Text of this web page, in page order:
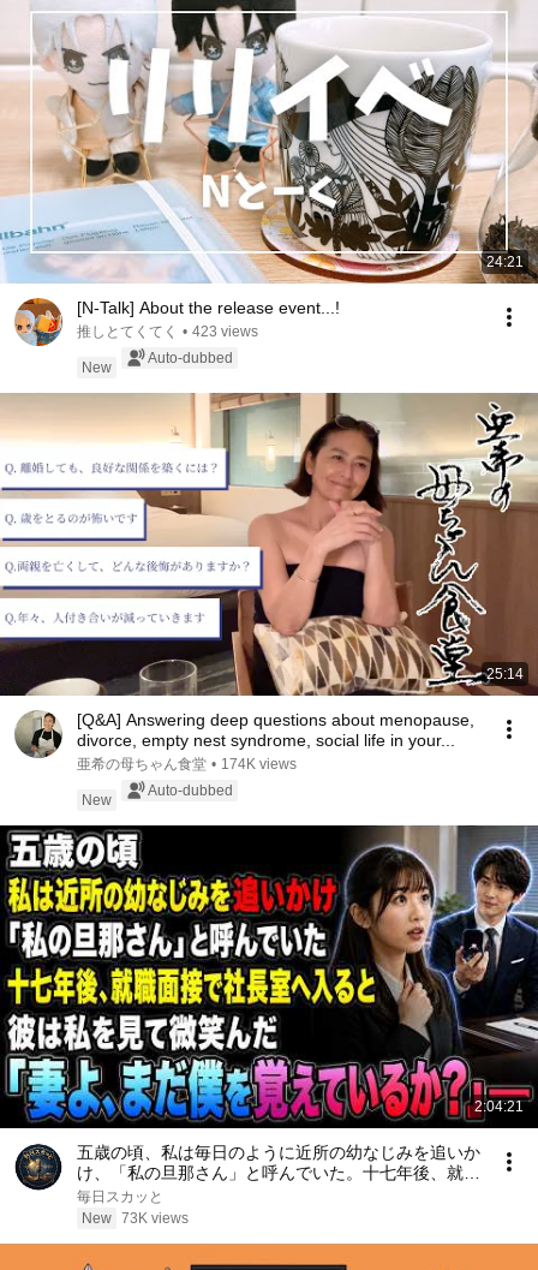
24:21
[N-Talk] About the release event...!
推しとてくてく • 423 views
New
Auto-dubbed
25:14
[Q&A] Answering deep questions about menopause,
divorce, empty nest syndrome, social life in your...
亜希の母ちゃん食堂 • 174K views
New
Auto-dubbed
2:04:21
五歳の頃、私は毎日のように近所の幼なじみを追いか
け、「私の旦那さん」と呼んでいた。十七年後、就職
面接で社長室へ入ると、彼は私を見て微笑んだ。「妻
よ、まだ僕を覚えているか？」――
毎日スカッと
New 73K views